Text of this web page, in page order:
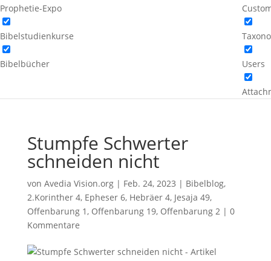
Prophetie-Expo
Bibelstudienkurse
Bibelbücher Users
Stumpfe Schwerter
schneiden nicht
von Avedia Vision.org| Feb. 24, 2023 | Bibelblog,
2.Korinther 4, Epheser 6, Hebräer 4, Jesaja 49,
Offenbarung 1, Offenbarung 19, Offenbarung 2| 0
Kommentare